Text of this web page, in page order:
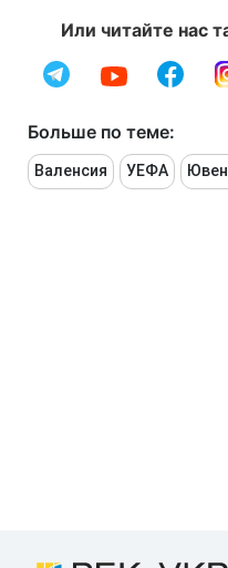
Или читайте нас
Больше по теме:
Валенсия УЕФА